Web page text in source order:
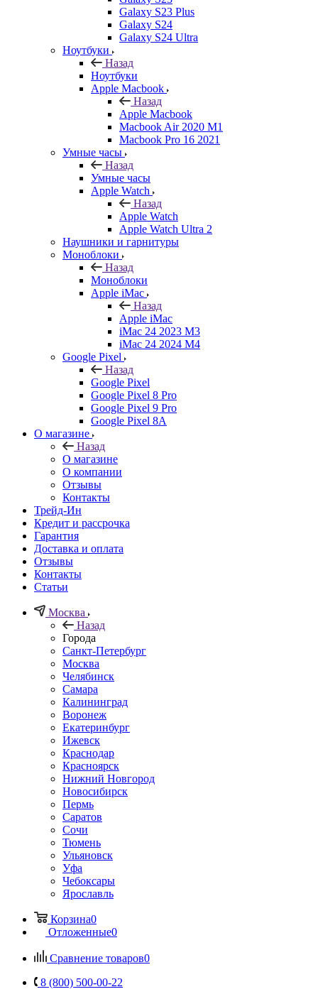
Galaxy S23 Plus
Galaxy S24
Galaxy S24 Ultra
Ноутбуки
Назад
Ноутбуки
Apple Macbook
Назад
Apple Macbook
Macbook Air 2020 M1
Macbook Pro 16 2021
Умные часы
Назад
Умные часы
Apple Watch
Назад
Apple Watch
Apple Watch Ultra 2
Наушники и гарнитуры
Моноблоки
Назад
Моноблоки
Apple iMac
Назад
Apple iMac
iMac 24 2023 M3
iMac 24 2024 M4
Google Pixel
Назад
Google Pixel
Google Pixel 8 Pro
Google Pixel 9 Pro
Google Pixel 8A
О магазине
Назад
О магазине
О компании
Отзывы
Контакты
Трейд-Ин
Кредит и рассрочка
Гарантия
Доставка и оплата
Отзывы
Контакты
Статьи
Москва
Назад
Города
Санкт-Петербург
Москва
Челябинск
Самара
Калининград
Воронеж
Екатеринбург
Ижевск
Краснодар
Красноярск
Нижний Новгород
Новосибирск
Пермь
Саратов
Сочи
Тюмень
Ульяновск
Уфа
Чебоксары
Ярославль
Корзина0
Отложенные0
Сравнение товаров0
8 (800) 500-00-22